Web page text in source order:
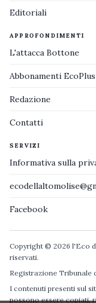
Editoriali
APPROFONDIMENTI
L'attacca Bottone
Abbonamenti EcoPlus
Redazione
Contatti
SERVIZI
Informativa sulla
Facebook
Copyright © 2026 l'Eco
riservati.
Registrazione Tribunale
I contenuti presenti sul
possono essere copiati,